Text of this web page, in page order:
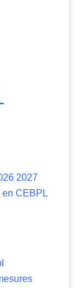
2027
en CEBPL